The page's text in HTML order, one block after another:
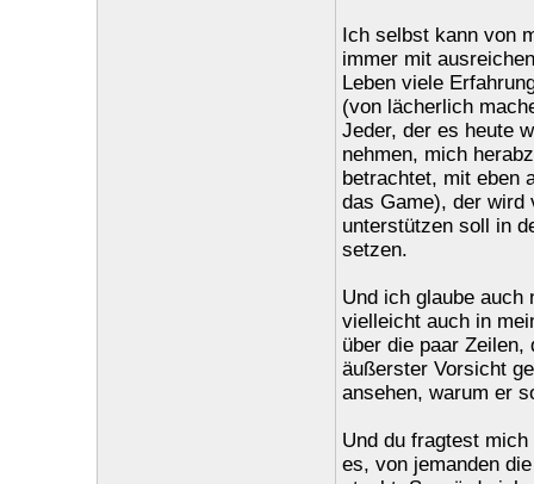
Ich selbst kann von
immer mit
Leben viele
(von lächerlich
Jeder, der es heute
nehmen, mich
betrachtet, mit eben
das Game), der wird
unterstützen soll in
setzen.
Und ich glaube auch
vielleicht auch in
über die paar
äußerster Vorsicht
ansehen, warum er
Und du fragtest
es, von jemanden